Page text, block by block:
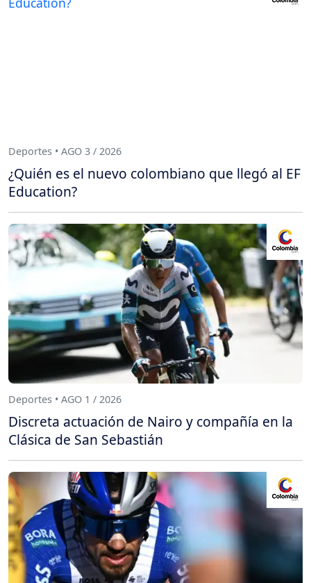
Deportes • AGO 3 / 2026
¿Quién es el nuevo colombiano que llegó al EF
Education?
Deportes • AGO 1 / 2026
Discreta actuación de Nairo y compañía en la
Clásica de San Sebastián